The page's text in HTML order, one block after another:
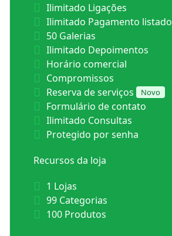
Ilimitado Ligações
Ilimitado Pagamento listado
50 Galerias
Ilimitado Depoimentos
Horário comercial
Compromissos
Reserva de serviços
Novo
Formulário de contato
Ilimitado Consultas
Protegido por senha
Recursos da loja
1 Lojas
99 Categorias
100 Produtos